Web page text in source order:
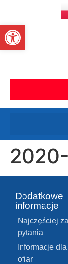
Otwórz pasek narzędzi
Dodatkowe
informacje
Najczęściej
pytania
Informacje
ofiar